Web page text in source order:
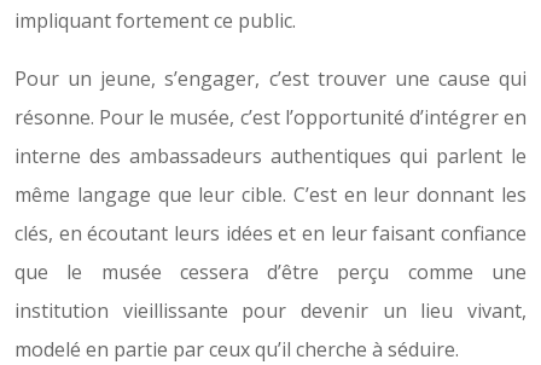
impliquant fortement ce public.
Pour un jeune, s’engager, c’est trouver une cause qui
résonne. Pour le musée, c’est l’opportunité d’intégrer en
interne des ambassadeurs authentiques qui parlent le
même langage que leur cible. C’est en leur donnant les
clés, en écoutant leurs idées et en leur faisant confiance
que le musée cessera d’être perçu comme une
institution vieillissante pour devenir un lieu vivant,
modelé en partie par ceux qu’il cherche à séduire.